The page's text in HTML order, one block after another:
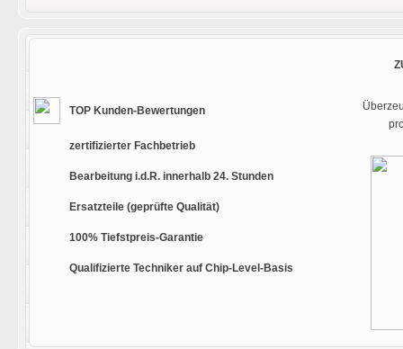
TOP Kunden-Bewertungen
zertifizierter Fachbetrieb
Bearbeitung i.d.R. innerhalb 24. Stunden
Ersatzteile (geprüfte Qualität)
100% Tiefstpreis-Garantie
Qualifizierte Techniker auf Chip-Level-Basis